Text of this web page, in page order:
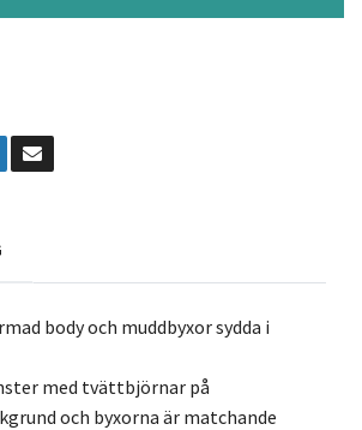
body och muddbyxor sydda i
med tvättbjörnar på
och byxorna är matchande